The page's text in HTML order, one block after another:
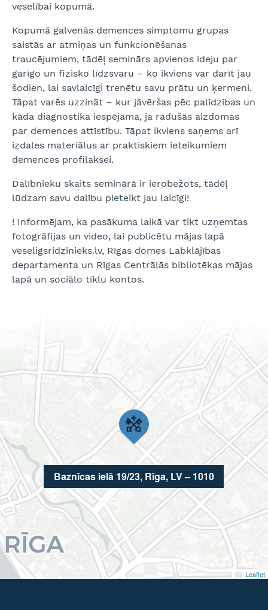
veselībai kopumā.
Kopumā galvenās demences simptomu grupas
saistās ar atmiņas un funkcionēšanas
traucējumiem, tādēļ seminārs apvienos ideju par
garīgo un fizisko līdzsvaru – ko ikviens var darīt jau
šodien, lai savlaicīgi trenētu savu prātu un ķermeni.
Tāpat varēs uzzināt – kur jāvēršas pēc palīdzības un
kāda diagnostika iespējama, ja radušās aizdomas
par demences attīstību. Tāpat ikviens saņems arī
izdales materiālus ar praktiskiem ieteikumiem
demences profilaksei.
Dalībnieku skaits seminārā ir ierobežots, tādēļ
lūdzam savu dalību pieteikt jau laicīgi!
! Informējam, ka pasākuma laikā var tikt uzņemtas
fotogrāfijas un video, lai publicētu mājas lapā
veseligsridzinieks.lv, Rīgas domes Labklājības
departamenta un Rīgas Centrālās bibliotēkas mājas
lapā un sociālo tīklu kontos.
Baznīcas ielā 19/23, Rīga, LV – 1010
Leaflet